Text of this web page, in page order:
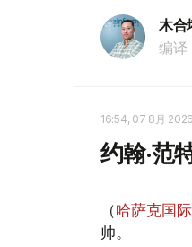
木合
编译
16:54, 07 8月 2026
约翰·范
（哈萨克国
帅。